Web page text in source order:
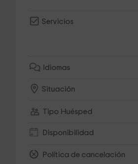
Servicios
Idiomas
Situación
Tipo Huésped
Disponibilidad
Política de cancelación